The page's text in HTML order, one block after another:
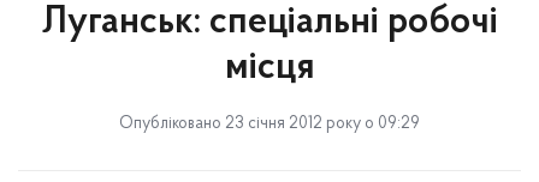
Луганськ: спеціальні робочі
місця
Опубліковано 23 січня 2012 року о 09:29